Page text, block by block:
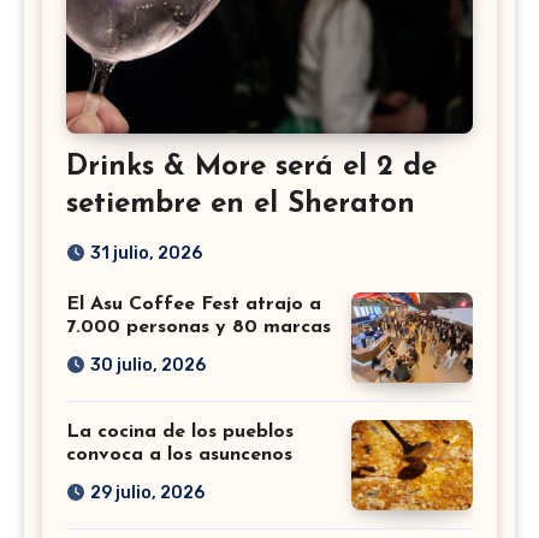
Drinks & More será el 2 de
setiembre en el Sheraton
31 julio, 2026
El Asu Coffee Fest atrajo a
7.000 personas y 80 marcas
30 julio, 2026
La cocina de los pueblos
convoca a los asuncenos
29 julio, 2026